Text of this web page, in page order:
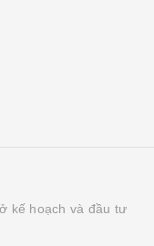
kế hoạch và đầu tư